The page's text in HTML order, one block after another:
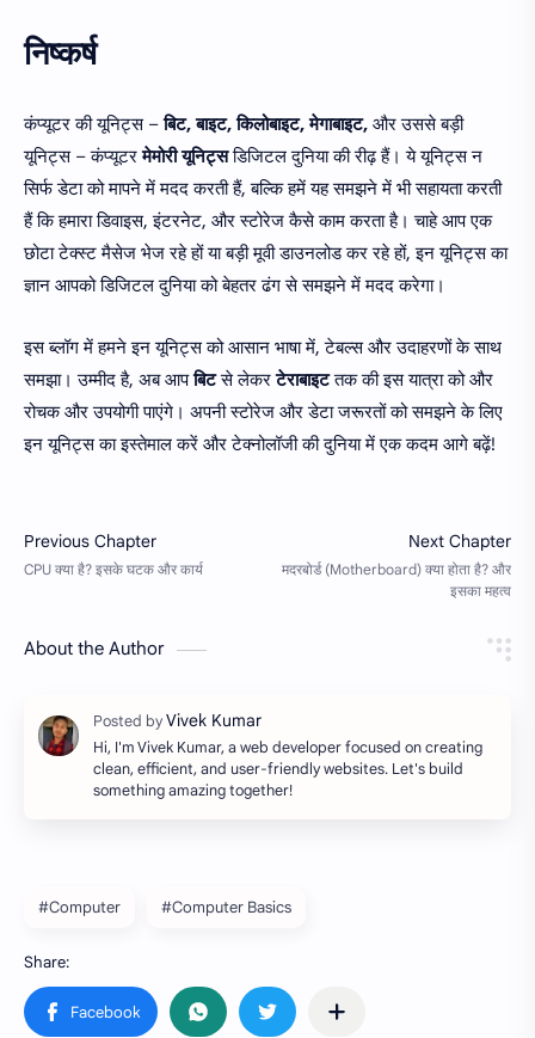
निष्कर्ष
कंप्यूटर की यूनिट्स –बिट, बाइट, किलोबाइट, मेगाबाइट, और उससे बड़ी
यूनिट्स – कंप्यूटरमेमोरी यूनिट्सडिजिटल दुनिया की रीढ़ हैं। ये यूनिट्स न
सिर्फ डेटा को मापने में मदद करती हैं, बल्कि हमें यह समझने में भी सहायता करती
हैं कि हमारा डिवाइस, इंटरनेट, और स्टोरेज कैसे काम करता है। चाहे आप एक
छोटा टेक्स्ट मैसेज भेज रहे हों या बड़ी मूवी डाउनलोड कर रहे हों, इन यूनिट्स का
ज्ञान आपको डिजिटल दुनिया को बेहतर ढंग से समझने में मदद करेगा।
इस ब्लॉग में हमने इन यूनिट्स को आसान भाषा में, टेबल्स और उदाहरणों के साथ
समझा। उम्मीद है, अब आपबिटसे लेकरटेराबाइटतक की इस यात्रा को और
रोचक और उपयोगी पाएंगे। अपनी स्टोरेज और डेटा जरूरतों को समझने के लिए
इन यूनिट्स का इस्तेमाल करें और टेक्नोलॉजी की दुनिया में एक कदम आगे बढ़ें!
About the Author
Hi, I'm Vivek Kumar, a web developer focused on creating
clean, efficient, and user-friendly websites. Let's build
something amazing together!
#Computer #Computer Basics